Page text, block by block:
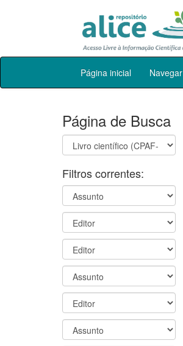
Skip
Página inicial Navegar
Página de Busca
Filtros correntes: